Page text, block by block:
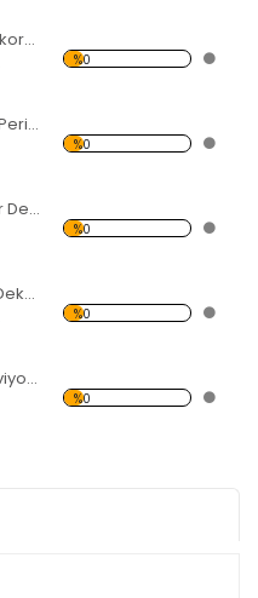
Yıldız Saçan Peri Dekoratif Kırılmaz Ayna
%0
Şehire Yıldız Saçan Peri Dekoratif Kırılmaz Ayna
%0
Kız Kulesi ve Martılar Dekoratif Kırılmaz Ayna
%0
Yarısı Dağılan Kalp Dekoratif Kırılmaz Ayna
%0
Kalp İçinde Seni Seviyorum Dekoratif Kırılmaz Ayna
%0